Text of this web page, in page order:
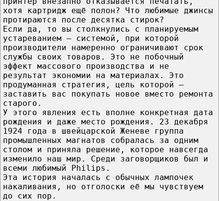
хотя картридж ещё полон? Что любимые джинсы
протираются после десятка стирок?
Если да, то вы столкнулись с планируемым
устареванием — системой, при которой
производители намеренно ограничивают срок
службы своих товаров. Это не побочный
эффект массового производства и не
результат экономии на материалах. Это
продуманная стратегия, цель которой —
заставить вас покупать новое вместо ремонта
старого.
У этого явления есть вполне конкретная дата
рождения и даже место рождения. 23 декабря
1924 года в швейцарской Женеве группа
промышленных магнатов собралась за одним
столом и приняла решение, которое навсегда
изменило наш мир. Среди заговорщиков был и
всеми любимый Philips.
Эта история началась с обычных лампочек
накаливания, но отголоски её мы чувствуем
до сих пор.